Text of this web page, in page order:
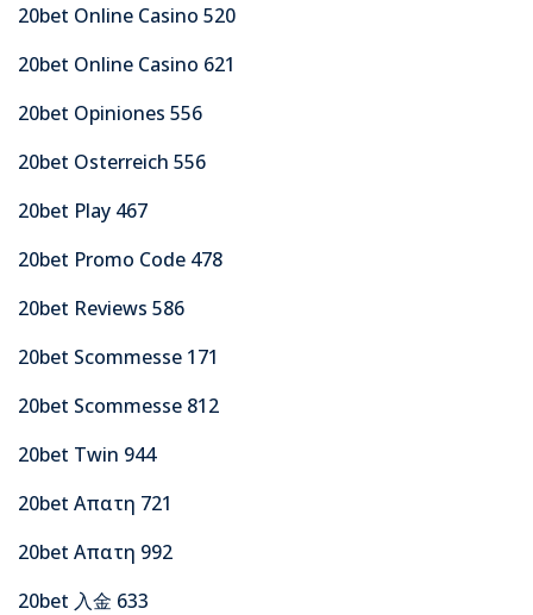
20bet Online Casino 520
20bet Online Casino 621
20bet Opiniones 556
20bet Osterreich 556
20bet Play 467
20bet Promo Code 478
20bet Reviews 586
20bet Scommesse 171
20bet Scommesse 812
20bet Twin 944
20bet Απατη 721
20bet Απατη 992
20bet 入金 633